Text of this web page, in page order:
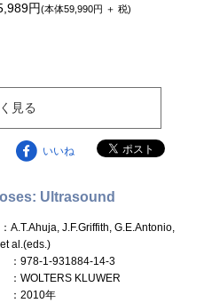
円(本体59,990円 ＋ 税)
見る
いいね
Ultrasound
：A.T.Ahuja, J.F.Griffith, G.E.Antonio,
et al.(eds.)
：978-1-931884-14-3
：WOLTERS KLUWER
：2010年